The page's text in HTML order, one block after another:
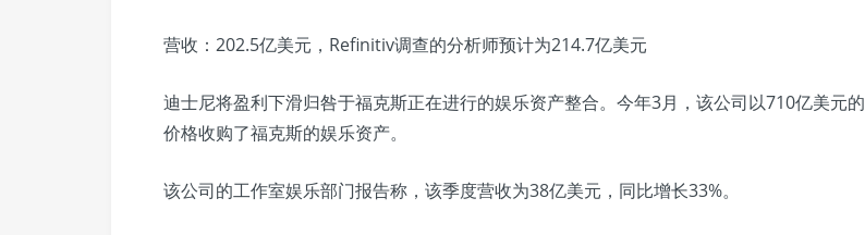
营收：202.5亿美元，Refinitiv调查的分析师预计为214.7亿美元
迪士尼将盈利下滑归咎于福克斯正在进行的娱乐资产整合。今年3月，该公司以710亿美元的
价格收购了福克斯的娱乐资产。
该公司的工作室娱乐部门报告称，该季度营收为38亿美元，同比增长33%。